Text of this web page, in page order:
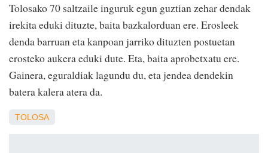
Tolosako 70 saltzaile inguruk egun guztian zehar dendak
irekita eduki dituzte, baita bazkalorduan ere. Erosleek
denda barruan eta kanpoan jarriko dituzten postuetan
erosteko aukera eduki dute. Eta, baita aprobetxatu ere.
Gainera, eguraldiak lagundu du, eta jendea dendekin
batera kalera atera da.
TOLOSA